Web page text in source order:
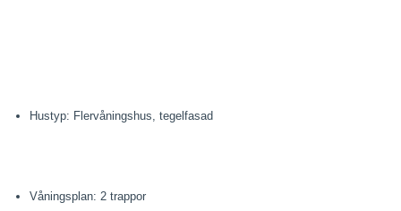
Hustyp: Flervåningshus, tegelfasad
Våningsplan: 2 trappor